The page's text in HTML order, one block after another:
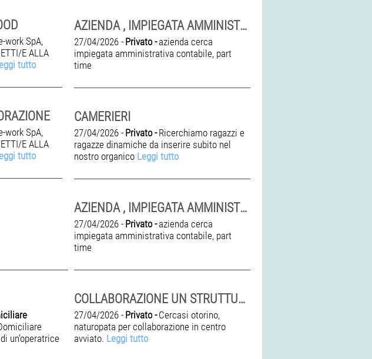
work SpA,
E ALLA
tutto
work SpA,
E ALLA
tutto
un'operatrice
AZIENDA , IMPIEGATA AMMINISTRATIVA CONTABILE
27/04/2026 - Privato - azienda cerca
impiegata amministrativa contabile, part
time
CAMERIERI
27/04/2026 - Privato - Ricerchiamo ragazzi e
ragazze dinamiche da inserire subito nel
nostro organico Leggi tutto
AZIENDA , IMPIEGATA AMMINISTRATIVA CONTABILE
27/04/2026 - Privato - azienda cerca
impiegata amministrativa contabile, part
time
COLLABORAZIONE UN STRUTTURA AVVIATA
27/04/2026 - Privato - Cercasi otorino,
naturopata per collaborazione in centro
avviato. Leggi tutto